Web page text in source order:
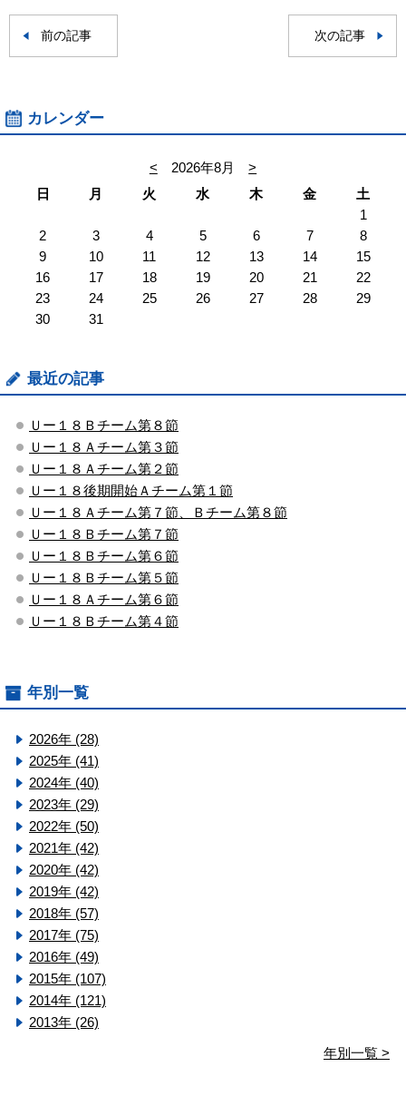
前の記事 次の記事
カレンダー
< 2026年8月
>
日
月 火 水 木 金
土
1
2
3 4 5 6 7
8
9
10 11 12 13 14
15
16
17 18 19 20 21
22
23
24 25 26 27 28
29
30
31
最近の記事
Ｕー１８Ｂチーム第８節
Ｕー１８Ａチーム第３節
Ｕー１８Ａチーム第２節
Ｕー１８後期開始Ａチーム第１節
Ｕー１８Ａチーム第７節、Ｂチーム第８節
Ｕー１８Ｂチーム第７節
Ｕー１８Ｂチーム第６節
Ｕー１８Ｂチーム第５節
Ｕー１８Ａチーム第６節
Ｕー１８Ｂチーム第４節
年別一覧
2026年 (28)
2025年 (41)
2024年 (40)
2023年 (29)
2022年 (50)
2021年 (42)
2020年 (42)
2019年 (42)
2018年 (57)
2017年 (75)
2016年 (49)
2015年 (107)
2014年 (121)
2013年 (26)
年別一覧 >